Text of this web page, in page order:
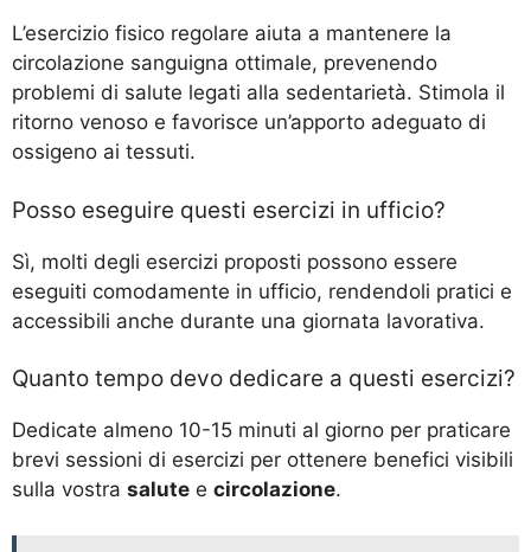
L’esercizio fisico regolare aiuta a mantenere la
circolazione sanguigna ottimale, prevenendo
problemi di salute legati alla sedentarietà. Stimola il
ritorno venoso e favorisce un’apporto adeguato di
ossigeno ai tessuti.
Posso eseguire questi esercizi in ufficio?
Sì, molti degli esercizi proposti possono essere
eseguiti comodamente in ufficio, rendendoli pratici e
accessibili anche durante una giornata lavorativa.
Quanto tempo devo dedicare a questi esercizi?
Dedicate almeno 10-15 minuti al giorno per praticare
brevi sessioni di esercizi per ottenere benefici visibili
sulla vostra salute e circolazione.